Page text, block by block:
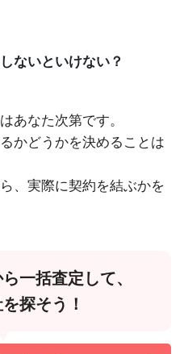
ないといけない？
あなた次第です。
かどうかを決めることは
、実際に契約を結ぶかを
一括査定して、
探そう！